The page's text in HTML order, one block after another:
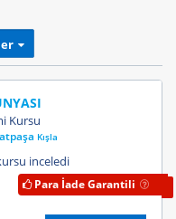
Kursu
Kışla
inceledi
Para İade Garantili